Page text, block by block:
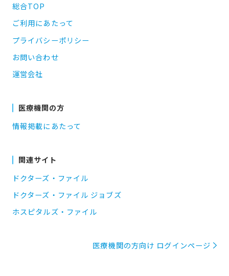
総合TOP
ご利用にあたって
プライバシーポリシー
お問い合わせ
運営会社
医療機関の方
情報掲載にあたって
関連サイト
ドクターズ・ファイル
ドクターズ・ファイル ジョブズ
ホスピタルズ・ファイル
医療機関の方向け ログインページ